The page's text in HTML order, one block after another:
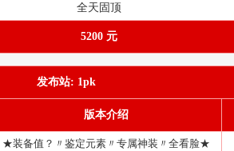
全天固顶
5200 元
发布站: 1pk
版本介绍
★装备值？〃鉴定元素〃专属神装〃全看脸★